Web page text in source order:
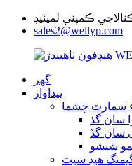
ڪمپني لميٽيڊ
sales2@wellyp.com
گھر
پيداوار
سمارٽ چشما
شيشو
هيڊ سيٽ